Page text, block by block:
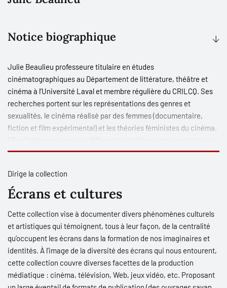
Notice biographique
Julie Beaulieu professeure titulaire en études
cinématographiques au Département de littérature, théâtre et
cinéma à l’Université Laval et membre régulière du CRILCQ. Ses
recherches portent sur les représentations des genres et
sexualités, le cinéma réalisé par des femmes (documentaire,
fiction et film expérimental) et les théories féministes du cinéma.
films et les séries, c’est-à-dire comment la littérature nourrit le
Dirige la collection
Écrans et cultures
Cette collection vise à documenter divers phénomènes culturels
et artistiques qui témoignent, tous à leur façon, de la centralité
qu’occupent les écrans dans la formation de nos imaginaires et
identités. À l’image de la diversité des écrans qui nous entourent,
cette collection couvre diverses facettes de la production
médiatique : cinéma, télévision, Web, jeux vidéo, etc. Proposant